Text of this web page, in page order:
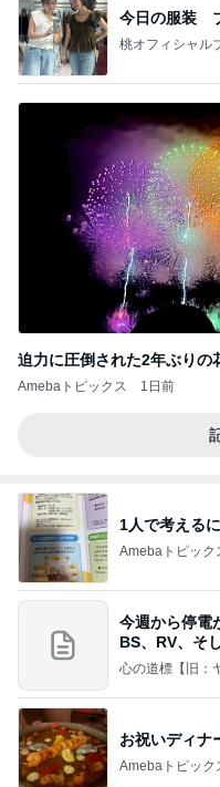
今日の服装
桃オフィシャル
迫力に圧倒された2年ぶりの
Amebaトピックス 1日前
1人で考える
Amebaトピック
今週から停電
BS、RV、そ
心の道標【旧：
お祝いディナ
Amebaトピック